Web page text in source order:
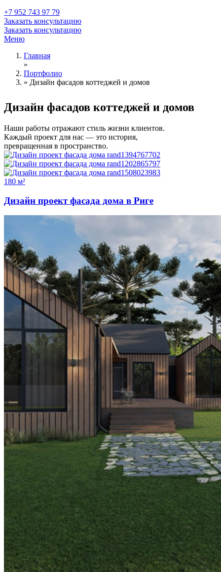
+7 952 743 97 79
Заказать консультацию
Заказать консультацию
Меню
Главная
»
Портфолио
» Дизайн фасадов коттеджей и домов
Дизайн фасадов коттеджей и домов
Наши работы отражают стиль жизни клиентов.
Каждый проект для нас — это история,
превращенная в пространство.
180 м²
Дизайн проект фасада дома в Риге